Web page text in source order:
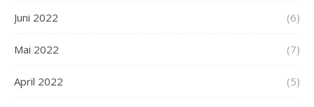
Juni 2022 (6)
Mai 2022 (7)
April 2022 (5)